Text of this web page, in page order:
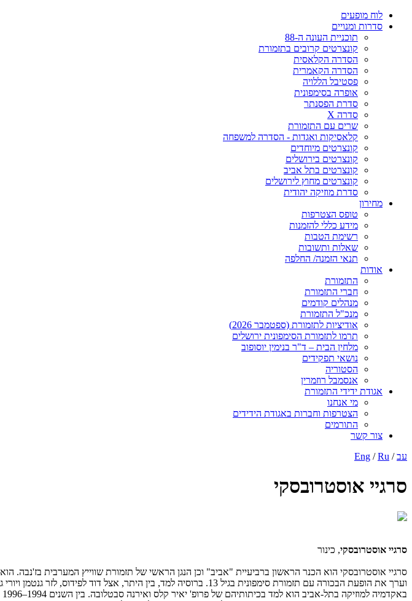
לוח מופעים
סדרות ומנויים
תוכניית העונה ה-88
קונצרטים קרובים בתזמורת
הסדרה הקלאסית
הסדרה הקאמרית
פסטיבל הללויה
אופרה בסימפונית
סדרת הפסנתר
סדרה X
שרים עם התזמורת
קלאסיקות ואגדות - הסדרה למשפחה
קונצרטים מיוחדים
קונצרטים בירושלים
קונצרטים בתל אביב
קונצרטים מחוץ לירושלים
סדרת מוזיקה יהודית
מחירון
טופס הצטרפות
מידע כללי להזמנות
רשימת הטבות
שאלות ותשובות
תנאי הזמנה/ החלפה
אודות
התזמורת
חברי התזמורת
מנהלים קודמים
מנכ"ל התזמורת
אודיציות לתזמורת (ספטמבר 2026)
תרמו לתזמורת הסימפונית ירושלים
מלחין הבית – ד"ר בנימין יוסופוב
נושאי תפקידים
הסטוריה
אנסמבל רוזמרין
אגודת ידידי התזמורת
מי אנחנו
הצטרפות וחברות באגודת הידידים
התורמים
צור קשר
עב/
Eng /Ru
סרגיי אוסטרובסקי
סרגיי אוסטרובסקי, כינור